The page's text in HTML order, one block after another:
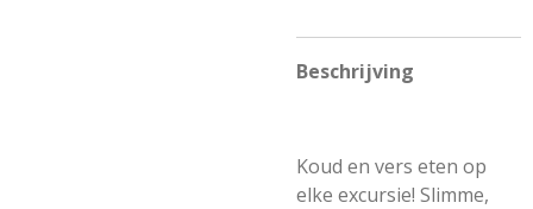
Beschrijving
Koud en vers eten op
elke excursie! Slimme,